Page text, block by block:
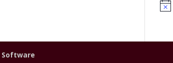
Software